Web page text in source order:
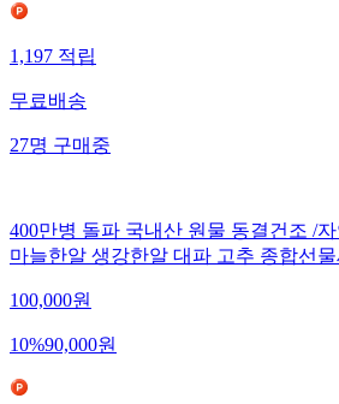
1,197 적립
무료배송
27명 구매중
400만병 돌파 국내산 원물 동결건조 /
마늘한알 생강한알 대파 고추 종합선
100,000원
10%90,000원